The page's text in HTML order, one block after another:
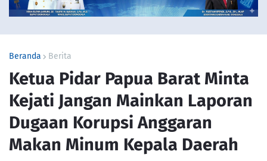
Beranda Berita
Ketua Pidar Papua Barat Minta
Kejati Jangan Mainkan Laporan
Dugaan Korupsi Anggaran
Makan Minum Kepala Daerah